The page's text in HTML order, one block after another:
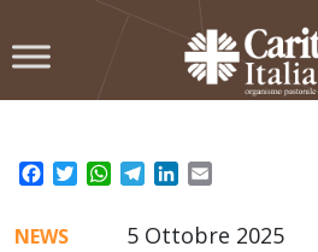
to
Facebook
TwitterWhatsApp
TelegramLinkedIn
5 Ottobre 2025
NEWS